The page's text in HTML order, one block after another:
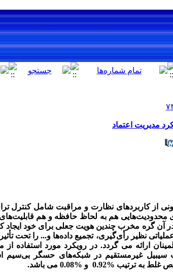
مدیریت اعتماد
از کاربردهای نظارت و مراقبت شامل کنترل
هم به لحاظ حافظه و هم قابلیت‌های
آن گره مخرب چندین هویت جعلی برای خود ایجاد
نظیر رأی‌گیری، تجمیع داده‌ها و... را تحت
ارائه می گردد. در رویکرد مورد استفاده از
غیرمستقیم در شبکه‌های حسگر بی‌سیم
غلط به ترتیب 0.92% و 0.08% می باشد.